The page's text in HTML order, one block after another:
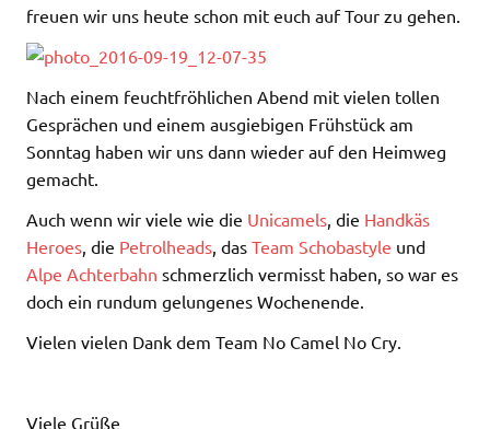
freuen wir uns heute schon mit euch auf Tour zu gehen.
Nach einem feuchtfröhlichen Abend mit vielen tollen
Gesprächen und einem ausgiebigen Frühstück am
Sonntag haben wir uns dann wieder auf den Heimweg
gemacht.
Auch wenn wir viele wie die Unicamels , die Handkäs
Heroes , die Petrolheads , das Team Schobastyle und
Alpe Achterbahn schmerzlich vermisst haben, so war es
doch ein rundum gelungenes Wochenende.
Vielen vielen Dank dem Team No Camel No Cry.
Viele Grüße